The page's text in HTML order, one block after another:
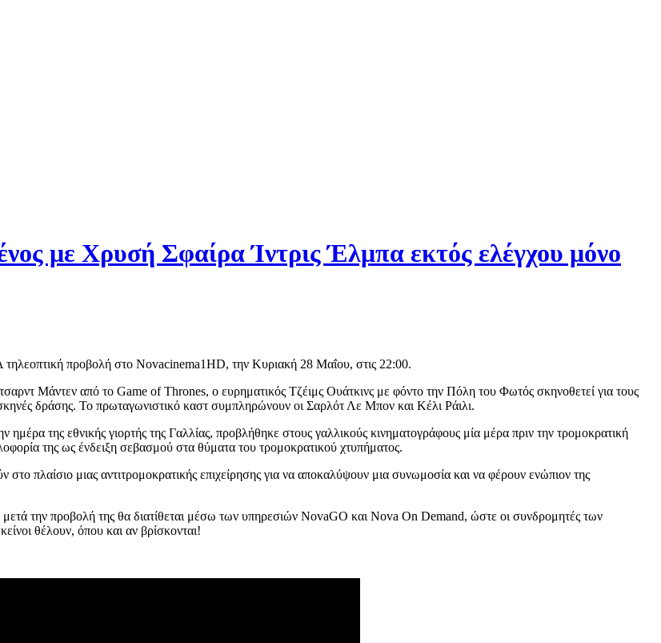
με Χρυσή Σφαίρα Ίντρις Έλμπα εκτός ελέγχου μόνο
προβολή στο Novacinema1HD, την Κυριακή 28 Μαΐου, στις 22:00.
Μάντεν από το Game of Thrones, ο ευρηματικός Τζέιμς Ουάτκινς με φόντο την Πόλη του Φωτός σκηνοθετεί για τους
σκηνές δράσης. Το πρωταγωνιστικό καστ συμπληρώνουν οι Σαρλότ Λε Μπον και Κέλι Ράιλι.
της εθνικής γιορτής της Γαλλίας, προβλήθηκε στους γαλλικούς κινηματογράφους μία μέρα πριν την τρομοκρατική
της ως ένδειξη σεβασμού στα θύματα του τρομοκρατικού χτυπήματος.
πλαίσιο μιας αντιτρομοκρατικής επιχείρησης για να αποκαλύψουν μια συνωμοσία και να φέρουν ενώπιον της
την προβολή της θα διατίθεται μέσω των υπηρεσιών NovaGO και Nova On Demand, ώστε οι συνδρομητές των
θέλουν, όπου και αν βρίσκονται!